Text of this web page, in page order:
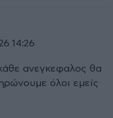
14:26
ανεγκεφαλος θα
όλοι εμείς